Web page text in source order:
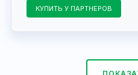
КУПИТЬ У ПАРТНЕРОВ